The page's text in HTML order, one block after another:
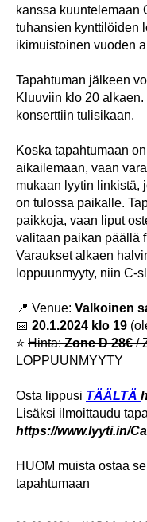
kanssa kuuntelemaan
tuhansien kynttilöiden
ikimuistoinen vuoden
Tapahtuman jälkeen
Kluuviin klo 20
konserttiin tulisikaan.
Koska tapahtumaan
aikailemaan, vaan
mukaan lyytin linkistä,
on tulossa paikalle.
paikkoja, vaan liput
valitaan paikan päällä
Varaukset alkaen
loppuunmyyty, niin C-
📍 Venue: Valkoinen
📅 20.1.2024 klo 19
⭐ Hinta:Zone D 28€/
LOPPUUNMYYTY
Osta lippusi TÄÄLTÄ
Lisäksi ilmoittaudu
https://www.lyyti.in/
HUOM muista ostaa
tapahtumaan